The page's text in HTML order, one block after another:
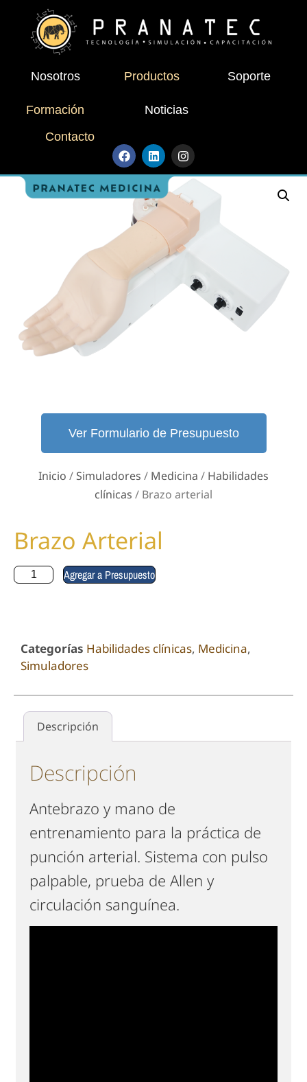
Nosotros Productos Soporte
Formación
Noticias
Contacto
Ver Formulario de Presupuesto
Inicio / Simuladores / Medicina / Habilidades
clínicas / Brazo arterial
Brazo Arterial
Agregar a Presupuesto
Categorías Habilidades clínicas, Medicina,
Simuladores
Descripción
Descripción
Antebrazo y mano de
entrenamiento para la práctica de
punción arterial. Sistema con pulso
palpable, prueba de Allen y
circulación sanguínea.